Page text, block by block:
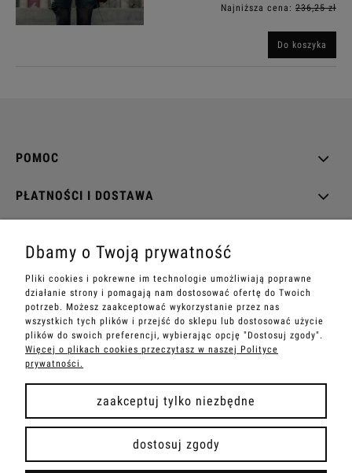
Najniższa cena: 236,25 zł
Do koszyka
POMOC
PŁATNOŚCI I DOSTAWA
zielinskibags - wszelkie prawa zastrzeżone
pokaż pełną wersję strony
Sklep internetowy Shoper Premium
Dbamy o Twoją prywatność
Pliki cookies i pokrewne im technologie umożliwiają poprawne
działanie strony i pomagają nam dostosować ofertę do Twoich
potrzeb. Możesz zaakceptować wykorzystanie przez nas
wszystkich tych plików i przejść do sklepu lub dostosować użycie
plików do swoich preferencji, wybierając opcję "Dostosuj zgody".
Więcej o plikach cookies przeczytasz w naszej Polityce
prywatności.
zaakceptuj tylko niezbędne
dostosuj zgody